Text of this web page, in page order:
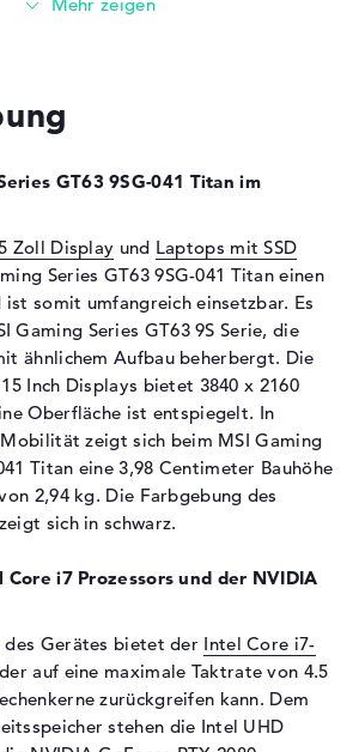
Frei
512 GB SSD
1 TB - 7200 rpm
Serial ATA
ohne Laufwerk
15,6" TFT
3840 x 2160
Display, entspiegelt, LED-
SD Memory Card, SDHC,
SDXC
GT63 9SG-041 Titan im
Zoll Display und Laptops mit SSD
Series GT63 9SG-041 Titan einen
ist somit umfangreich einsetzbar. Es
Gaming Series GT63 9S Serie, die
ähnlichem Aufbau beherbergt. Die
Inch Displays bietet 3840 x 2160
Oberfläche ist entspiegelt. In
zeigt sich beim MSI Gaming
Titan eine 3,98 Centimeter Bauhöhe
2,94 kg. Die Farbgebung des
sich in schwarz.
i7 Prozessors und der NVIDIA
Gerätes bietet der Intel Core i7-
auf eine maximale Taktrate von 4.5
zurückgreifen kann. Dem
stehen die Intel UHD